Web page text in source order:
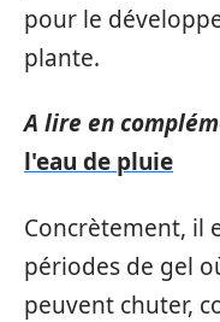
pour le
plante.
A lire en
l'eau de pluie
Concrètement, il
périodes de gel
peuvent chuter,